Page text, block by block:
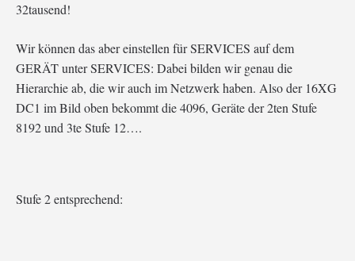
32tausend!
Wir können das aber einstellen für SERVICES auf dem
GERÄT unter SERVICES: Dabei bilden wir genau die
Hierarchie ab, die wir auch im Netzwerk haben. Also der 16XG
DC1 im Bild oben bekommt die 4096, Geräte der 2ten Stufe
8192 und 3te Stufe 12….
Stufe 2 entsprechend: